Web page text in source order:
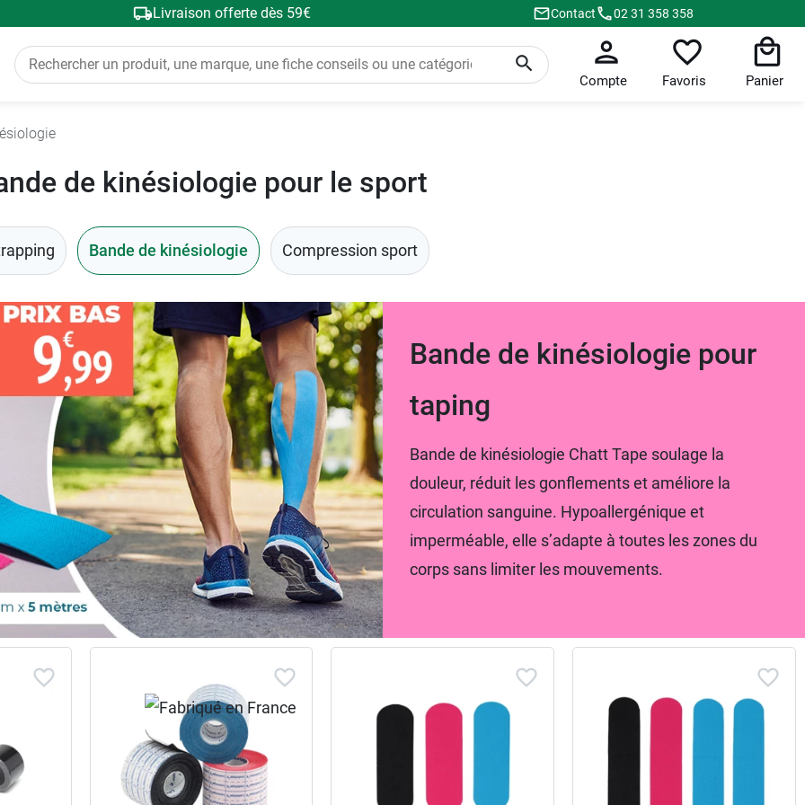
Livraison offerte dès 59€ Contact 02 31 358 358
Compte Favoris Panier
de kinésiologie pour le sport
Bande de kinésiologie Compression sport
Bande de kinésiologie pour
taping
Bande de kinésiologie Chatt Tape soulage la
douleur, réduit les gonflements et améliore la
circulation sanguine. Hypoallergénique et
imperméable, elle s’adapte à toutes les zones du
corps sans limiter les mouvements.